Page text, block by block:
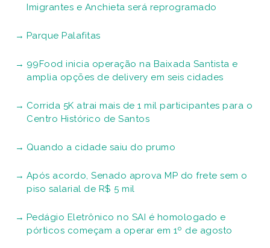
Imigrantes e Anchieta será reprogramado
Parque Palafitas
99Food inicia operação na Baixada Santista e
amplia opções de delivery em seis cidades
Corrida 5K atrai mais de 1 mil participantes para o
Centro Histórico de Santos
Quando a cidade saiu do prumo
Após acordo, Senado aprova MP do frete sem o
piso salarial de R$ 5 mil
Pedágio Eletrônico no SAI é homologado e
pórticos começam a operar em 1º de agosto